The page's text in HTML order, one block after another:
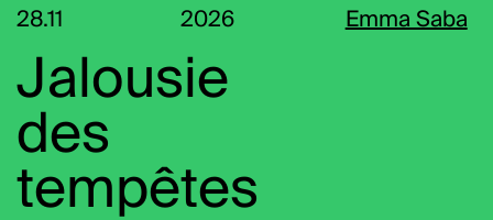
28.11 2026 Emma Saba
Jalousie
des
tempêtes